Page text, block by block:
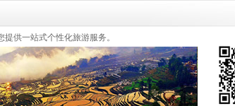
供一站式个性化旅游服务。